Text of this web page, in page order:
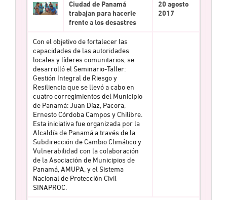
Ciudad de Panamá
trabajan para hacerle
frente a los desastres
20 agosto
2017
Con el objetivo de fortalecer las
capacidades de las autoridades
locales y líderes comunitarios, se
desarrolló el Seminario-Taller:
Gestión Integral de Riesgo y
Resiliencia que se llevó a cabo en
cuatro corregimientos del Municipio
de Panamá: Juan Díaz, Pacora,
Ernesto Córdoba Campos y Chilibre.
Esta iniciativa fue organizada por la
Alcaldía de Panamá a través de la
Subdirección de Cambio Climático y
Vulnerabilidad con la colaboración
de la Asociación de Municipios de
Panamá, AMUPA, y el Sistema
Nacional de Protección Civil
SINAPROC.